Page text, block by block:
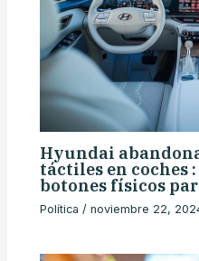
Hyundai
táctiles en coches
botones físicos
Política /noviembre 22,